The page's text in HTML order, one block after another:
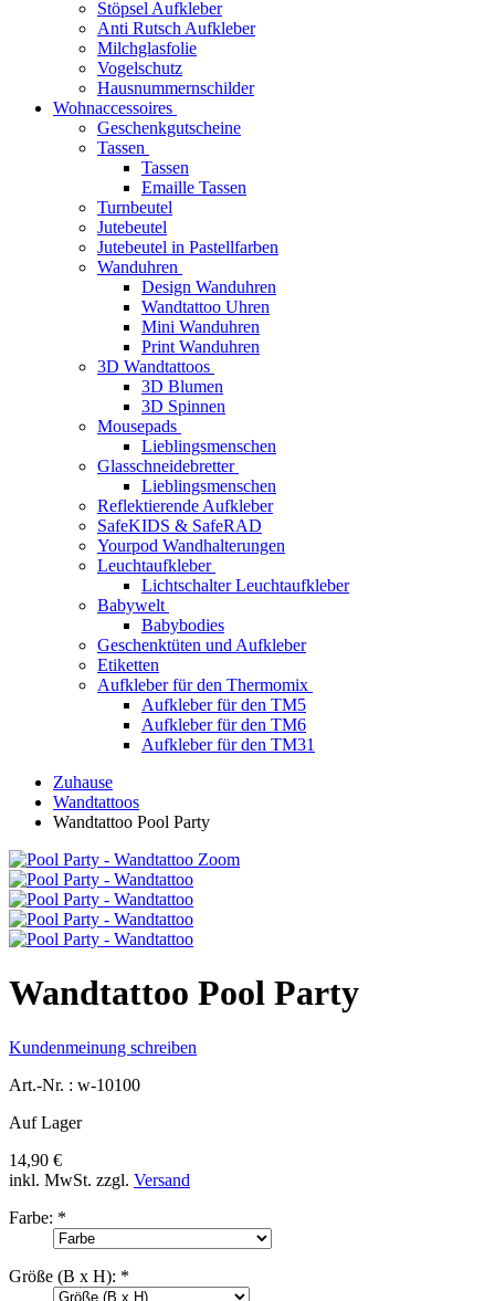
Stöpsel Aufkleber
Anti Rutsch Aufkleber
Milchglasfolie
Vogelschutz
Hausnummernschilder
Wohnaccessoires
Geschenkgutscheine
Tassen
Tassen
Emaille Tassen
Turnbeutel
Jutebeutel
Jutebeutel in Pastellfarben
Wanduhren
Design Wanduhren
Wandtattoo Uhren
Mini Wanduhren
Print Wanduhren
3D Wandtattoos
3D Blumen
3D Spinnen
Mousepads
Lieblingsmenschen
Glasschneidebretter
Lieblingsmenschen
Reflektierende Aufkleber
SafeKIDS & SafeRAD
Yourpod Wandhalterungen
Leuchtaufkleber
Lichtschalter Leuchtaufkleber
Babywelt
Babybodies
Geschenktüten und Aufkleber
Etiketten
Aufkleber für den Thermomix
Aufkleber für den TM5
Aufkleber für den TM6
Aufkleber für den TM31
Zuhause
Wandtattoos
Wandtattoo Pool Party
Zoom
Wandtattoo Pool Party
Kundenmeinung schreiben
Art.-Nr. : w-10100
Auf Lager
14,90 €
inkl. MwSt. zzgl. Versand
Farbe: *
Größe (B x H): *